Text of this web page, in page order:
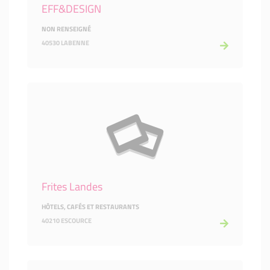
EFF&DESIGN
NON RENSEIGNÉ
40530 LABENNE
Frites Landes
HÔTELS, CAFÉS ET RESTAURANTS
40210 ESCOURCE